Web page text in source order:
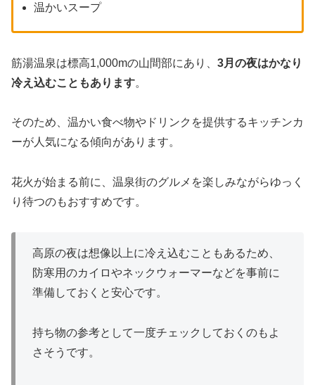
温かいスープ
筋湯温泉は標高1,000mの山間部にあり、 3月の夜はかなり
冷え込むこともあります。
そのため、温かい食べ物やドリンクを提供するキッチンカ
ーが人気になる傾向があります。
花火が始まる前に、温泉街のグルメを楽しみながらゆっく
り待つのもおすすめです。
高原の夜は想像以上に冷え込むこともあるため、
防寒用のカイロやネックウォーマーなどを事前に
準備しておくと安心です。
持ち物の参考として一度チェックしておくのもよ
さそうです。